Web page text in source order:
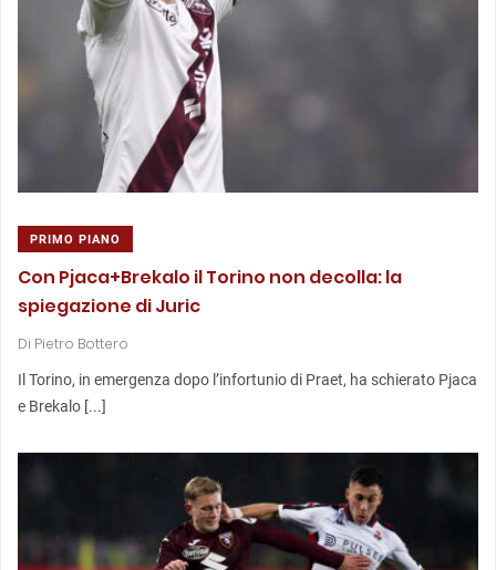
PRIMO PIANO
Con Pjaca+Brekalo il Torino non decolla: la
spiegazione di Juric
Di Pietro Bottero
Il Torino, in emergenza dopo l’infortunio di Praet, ha schierato Pjaca
e Brekalo [...]